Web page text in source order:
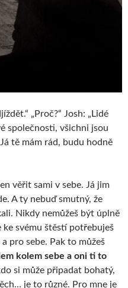
„Proč?“ Josh: „Lidé
společnosti, všichni jsou
tě mám rád, budu hodně
věřit sami v sebe. Já jim
A ty nebuď smutný, že
Nikdy nemůžeš být úplně
ke svému štěstí potřebuješ
pro sebe. Pak to můžeš
kolem sebe a oni ti to
si může připadat bohatý,
je to různé. Pro mne je